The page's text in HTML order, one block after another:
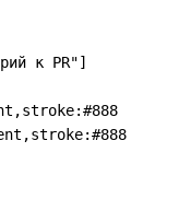
к PR"]